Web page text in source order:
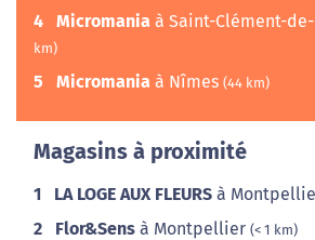
4 Micromania à Saint-Clément-
km)
5 Micromania à Nîmes (44 km)
Magasins à proximité
1 LA LOGE AUX FLEURS à
2 Flor&Sens à Montpellier (< 1 km)